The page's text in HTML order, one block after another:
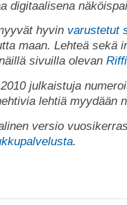
digitaalisena
hyvin varustetut
maan. Lehteä sekä
sivuilla olevan
julkaistuja
lehtiä myydään
versio
.